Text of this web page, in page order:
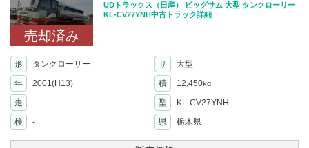
売却済み
UDトラックス（日産） ビッグサム 大型 タンクローリー
KL-CV27YNH中古トラック詳細
形 タンクローリー サ
大型
年
2001(H13) 積 12,450kg
走 - 型
KL-CV27YNH
検
- 県 栃木県